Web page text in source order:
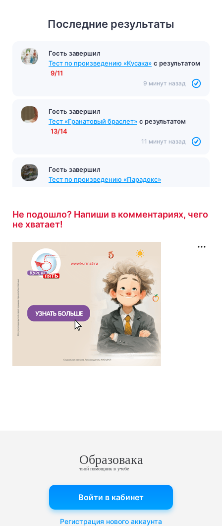
Последние результаты
Гость завершил
Тест по произведению «Кусака» с результатом
9/11
9 минут назад
Гость завершил
Тест «Гранатовый браслет» с результатом
13/14
11 минут назад
Гость завершил
Тест по произведению «Парадокс»
Короленко
7/10
Не подошло? Напиши в комментариях, чего
не хватает!
Образовака
твой помощник в учебе
Войти в кабинет
Регистрация нового аккаунта